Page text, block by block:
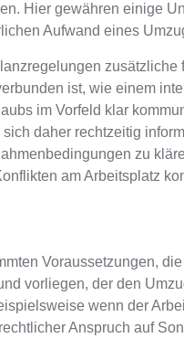
. Hier gewähren einige
Aufwand eines
ist, wie einem
im Vorfeld klar
daher rechtzeitig
zu
am Arbeitsplatz
Voraussetzungen,
vorliegen, der den
wenn der
Anspruch auf